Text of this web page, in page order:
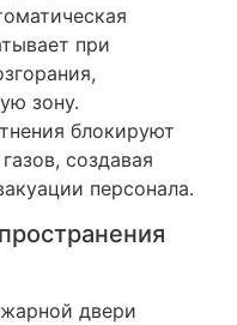
при
зону.
блокируют
создавая
персонала.
двери